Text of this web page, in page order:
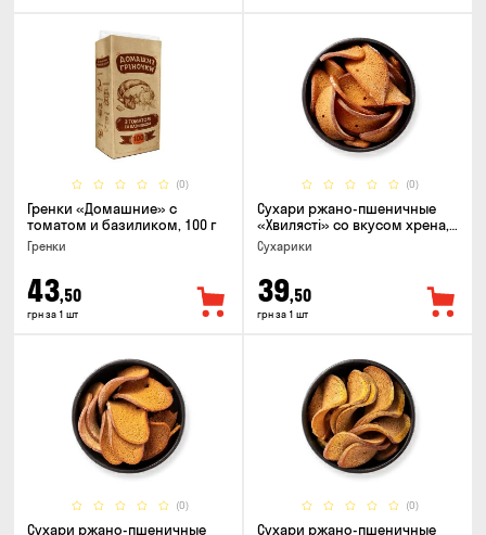
(0)
Гренки «Домашние» с
томатом и базиликом, 100 г
Гренки
43,50
грн за 1 шт
(0)
Сухари ржано-пшеничные
«Хвилясті» со вкусом хрена,
75г
Сухарики
39,50
грн за 1 шт
(0)
Сухари ржано-пшеничные
(0)
Сухари ржано-пшеничные